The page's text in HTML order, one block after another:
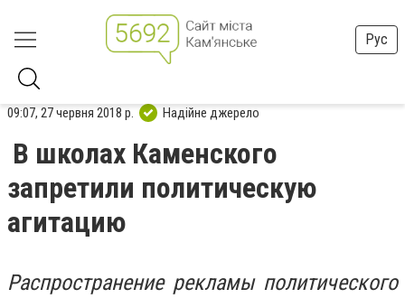
Рус
09:07, 27 червня 2018 р. Надійне джерело
В школах Каменского
запретили политическую
агитацию
Распространение рекламы политического